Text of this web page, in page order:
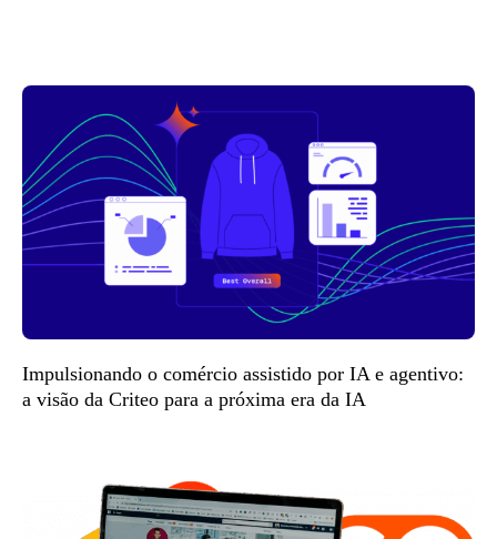
Impulsionando o comércio assistido por IA e agentivo:
a visão da Criteo para a próxima era da IA